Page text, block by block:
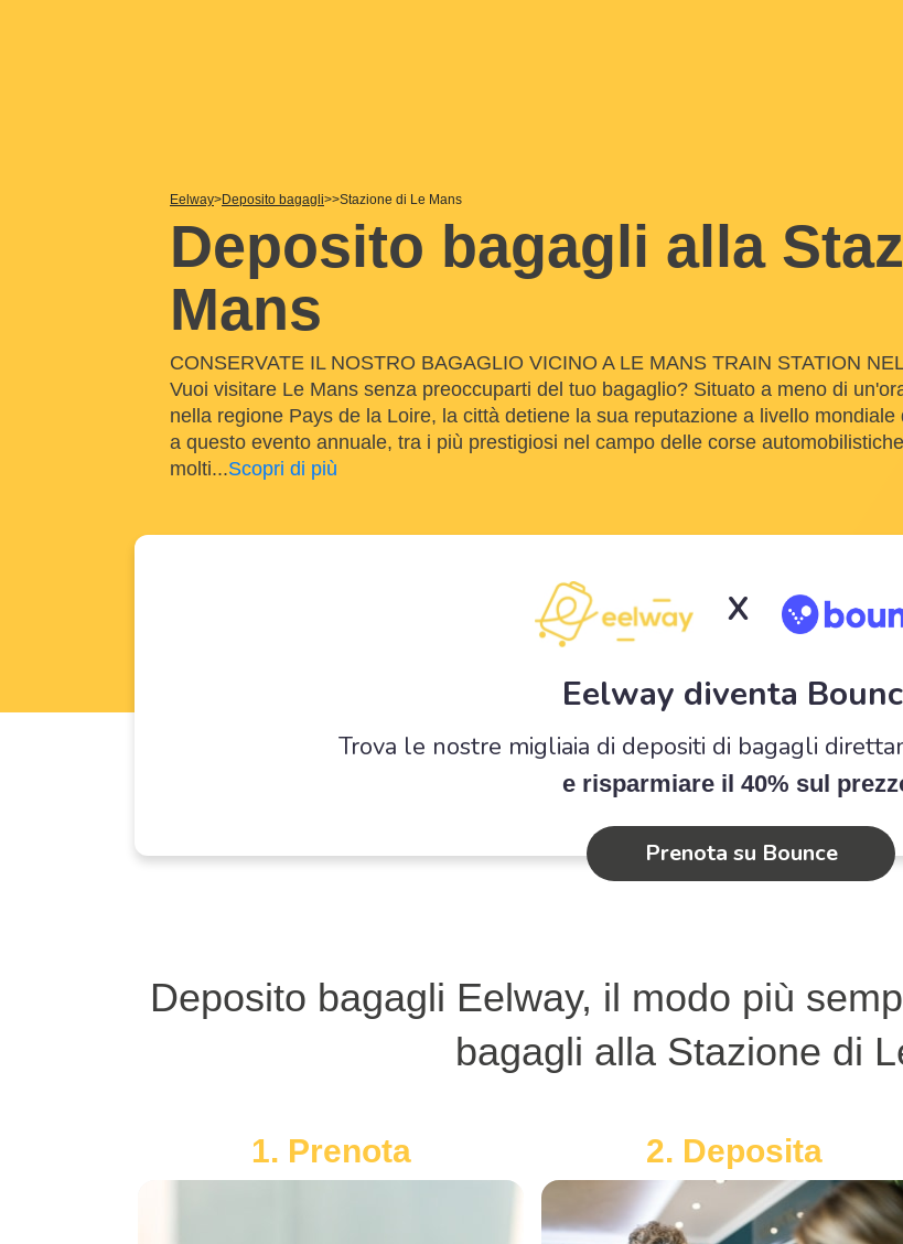
Eelway Deposito bagagli Stazione di Le Mans
Deposito bagagli alla
Mans
CONSERVATE IL NOSTRO BAGAGLIO VICINO A LE MANS TRAIN STATION
Vuoi visitare Le Mans senza preoccuparti del tuo bagaglio? Situato a meno di
nella regione Pays de la Loire, la città detiene la sua reputazione a livello
a questo evento annuale, tra i più prestigiosi nel campo delle corse
molti...Scopri di più
X
Eelway diventa
Trova le nostre migliaia di depositi di bagagli
e risparmiare il 40% sul
Prenota su Bounce
Deposito bagagli Eelway, il modo più
bagagli alla Stazione di
1. Prenota 2. Deposita